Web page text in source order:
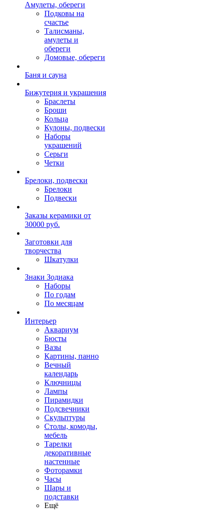
Амулеты, обереги
Подковы на
счастье
Талисманы,
амулеты и
обереги
Домовые, обереги
Баня и сауна
Бижутерия и украшения
Браслеты
Броши
Кольца
Кулоны, подвески
Наборы
украшений
Серьги
Четки
Брелоки, подвески
Брелоки
Подвески
Заказы керамики от
30000 руб.
Заготовки для
творчества
Шкатулки
Знаки Зодиака
Наборы
По годам
По месяцам
Интерьер
Аквариум
Бюсты
Вазы
Картины, панно
Вечный
календарь
Ключницы
Лампы
Пирамидки
Подсвечники
Скульптуры
Столы, комоды,
мебель
Тарелки
декоративные
настенные
Фоторамки
Часы
Шары и
подставки
Ещё